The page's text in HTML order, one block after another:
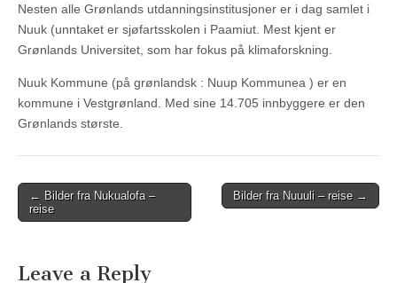
Nesten alle Grønlands utdanningsinstitusjoner er i dag samlet i
Nuuk (unntaket er sjøfartsskolen i Paamiut. Mest kjent er
Grønlands Universitet, som har fokus på klimaforskning.
Nuuk Kommune (på grønlandsk : Nuup Kommunea ) er en
kommune i Vestgrønland. Med sine 14.705 innbyggere er den
Grønlands største.
Post
navigation
← Bilder fra Nukualofa –
reise
Bilder fra Nuuuli – reise →
Leave a Reply